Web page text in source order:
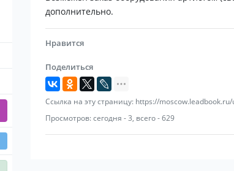
дополнительно.
Нравится
Поделиться
Ссылка на эту страницу: https://
Просмотров: сегодня - 3, всего - 629